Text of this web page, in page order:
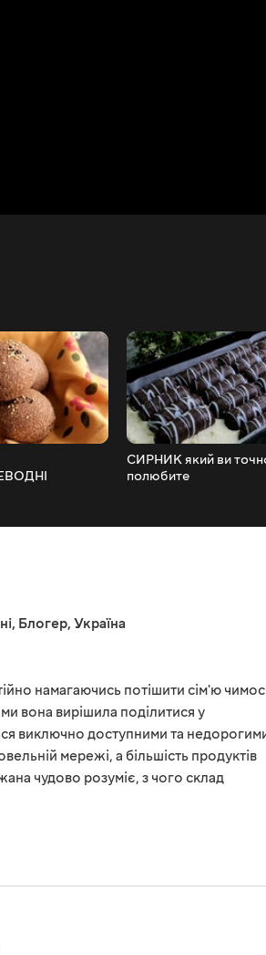
СИРНИК який ви
полюбите
, Блогер, Україна
намагаючись потішити сім'ю
вона вирішила поділитися у
виключно доступними та
мережі, а більшість продуктів
чудово розуміє, з чого склад